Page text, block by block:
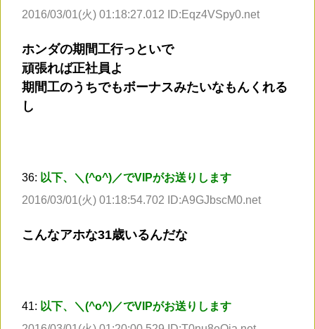
2016/03/01(火) 01:18:27.012 ID:Eqz4VSpy0.net
ホンダの期間工行っといで
頑張れば正社員よ
期間工のうちでもボーナスみたいなもんくれる
し
36: 以下、＼(^o^)／でVIPがお送りします
2016/03/01(火) 01:18:54.702 ID:A9GJbscM0.net
こんなアホな31歳いるんだな
41: 以下、＼(^o^)／でVIPがお送りします